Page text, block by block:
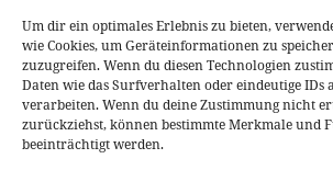
Um dir ein optimales Erlebnis zu bieten,
wie Cookies, um Geräteinformationen zu
zuzugreifen. Wenn du diesen Technologien
Daten wie das Surfverhalten oder eindeutige IDs
verarbeiten. Wenn du deine Zustimmung nicht
zurückziehst, können bestimmte Merkmale und
beeinträchtigt werden.
Die Kommentare sind geschlossen.
Beitragsnavigation
VORHERIGER
Vorheriger
Fahrbericht Range Rover